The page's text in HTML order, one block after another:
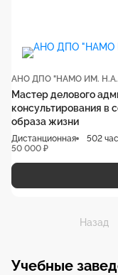
Мастер делового
консультирования в
образа жизни
Дистанционная
502
50 000 ₽
Назад
Учебные